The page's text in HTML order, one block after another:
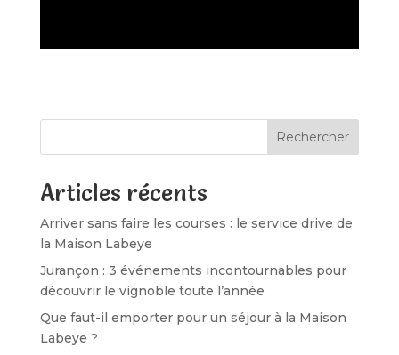
Rechercher
Articles récents
Arriver sans faire les courses : le service drive de
la Maison Labeye
Jurançon : 3 événements incontournables pour
découvrir le vignoble toute l’année
Que faut-il emporter pour un séjour à la Maison
Labeye ?